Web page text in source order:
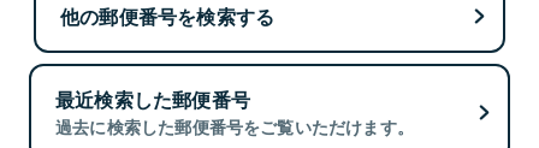
他の郵便番号を検索する
最近検索した郵便番号
過去に検索した郵便番号をご覧いただけます。